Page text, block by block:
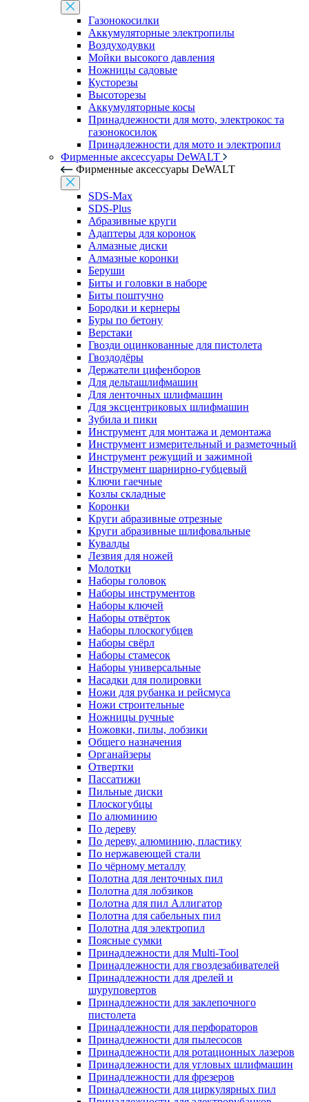
Газонокосилки
Аккумуляторные электропилы
Воздуходувки
Мойки высокого давления
Ножницы садовые
Кусторезы
Высоторезы
Аккумуляторные косы
Принадлежности для мото, электрокос та
газонокосилок
Принадлежности для мото и электропил
Фирменные аксессуары DeWALT
Фирменные аксессуары DeWALT
SDS-Max
SDS-Plus
Абразивные круги
Адаптеры для коронок
Алмазные диски
Алмазные коронки
Беруши
Биты и головки в наборе
Биты поштучно
Бородки и кернеры
Буры по бетону
Верстаки
Гвозди оцинкованные для пистолета
Гвоздодёры
Держатели цифенборов
Для дельташлифмашин
Для ленточных шлифмашин
Для эксцентриковых шлифмашин
Зубила и пики
Инструмент для монтажа и демонтажа
Инструмент измерительный и разметочный
Инструмент режущий и зажимной
Инструмент шарнирно-губцевый
Ключи гаечные
Козлы складные
Коронки
Круги абразивные отрезные
Круги абразивные шлифовальные
Кувалды
Лезвия для ножей
Молотки
Наборы головок
Наборы инструментов
Наборы ключей
Наборы отвёрток
Наборы плоскогубцев
Наборы свёрл
Наборы стамесок
Наборы универсальные
Насадки для полировки
Ножи для рубанка и рейсмуса
Ножи строительные
Ножницы ручные
Ножовки, пилы, лобзики
Общего назначения
Органайзеры
Отвертки
Пассатижи
Пильные диски
Плоскогубцы
По алюминию
По дереву
По дереву, алюминию, пластику
По нержавеющей стали
По чёрному металлу
Полотна для ленточных пил
Полотна для лобзиков
Полотна для пил Аллигатор
Полотна для сабельных пил
Полотна для электропил
Поясные сумки
Принадлежности для Multi-Tool
Принадлежности для гвоздезабивателей
Принадлежности для дрелей и
шуруповертов
Принадлежности для заклепочного
пистолета
Принадлежности для перфораторов
Принадлежности для пылесосов
Принадлежности для ротационных лазеров
Принадлежности для угловых шлифмашин
Принадлежности для фрезеров
Принадлежности для циркулярных пил